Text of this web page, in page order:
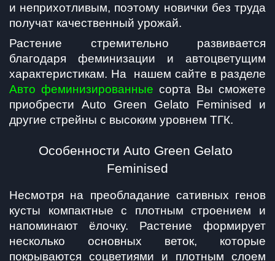
и неприхотливым, поэтому новички без труда
получат качественный урожай.
Растение стремительно развивается
благодаря феминизации и автоцветущим
Авто феминизированные сорта Вы сможете
приобрести Auto Green Gelato Feminised и
другие стрейны с высоким уровнем ТГК.
Особенности Auto Green Gelato
Feminised
Несмотря на преобладание сативных генов
кусты компактные с плотным строением и
напоминают ёлочку. Растение формирует
несколько основных веток, которые
покрываются соцветиями и плотным слоем